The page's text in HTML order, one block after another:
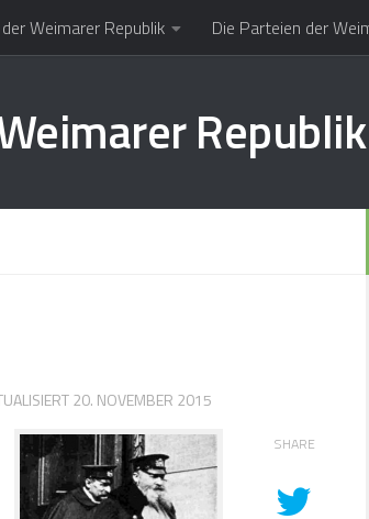
Weimarer Republik Die Parteien der
Republik
20. NOVEMBER 2015
SHARE